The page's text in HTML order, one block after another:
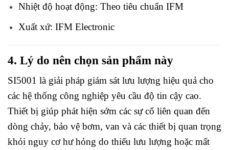
Nhiệt độ hoạt động: Theo tiêu chuẩn IFM
Xuất xứ: IFM Electronic
4. Lý do nên chọn sản phẩm này
SI5001 là giải pháp giám sát lưu lượng hiệu quả cho
các hệ thống công nghiệp yêu cầu độ tin cậy cao.
Thiết bị giúp phát hiện sớm các sự cố liên quan đến
dòng chảy, bảo vệ bơm, van và các thiết bị quan trọng
khỏi nguy cơ hư hỏng do thiếu lưu lượng hoặc mất